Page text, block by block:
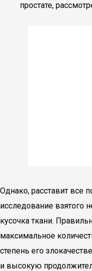
простате,
Однако, расставит все
исследование взятого
кусочка ткани.
максимальное
степень его
и высокую